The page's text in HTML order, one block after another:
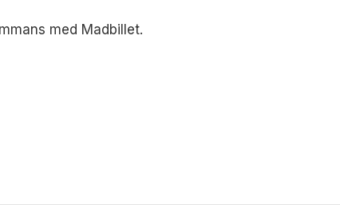
med Madbillet.